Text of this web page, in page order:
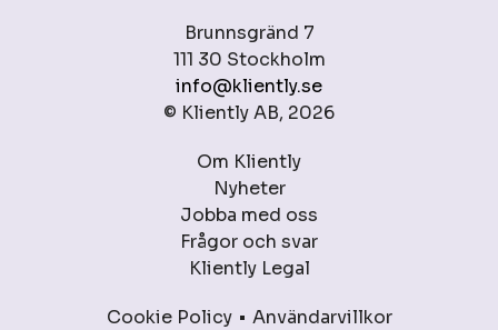
Brunnsgränd 7
111 30 Stockholm
info@kliently.se
© Kliently AB, 2026
Om Kliently
Nyheter
Jobba med oss
Frågor och svar
Kliently Legal
Cookie Policy
Användarvillkor